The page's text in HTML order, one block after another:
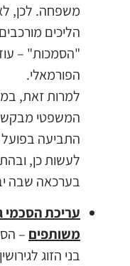
משפחה. לכן,
הליכים
"הסמכות" –
הפורמאלי.
למרות זאת,
המשפטי מבקש
התביעה
לעשות כן,
בערכאה שבה
עריכת הסכמי
משותפים –
בני הזוג